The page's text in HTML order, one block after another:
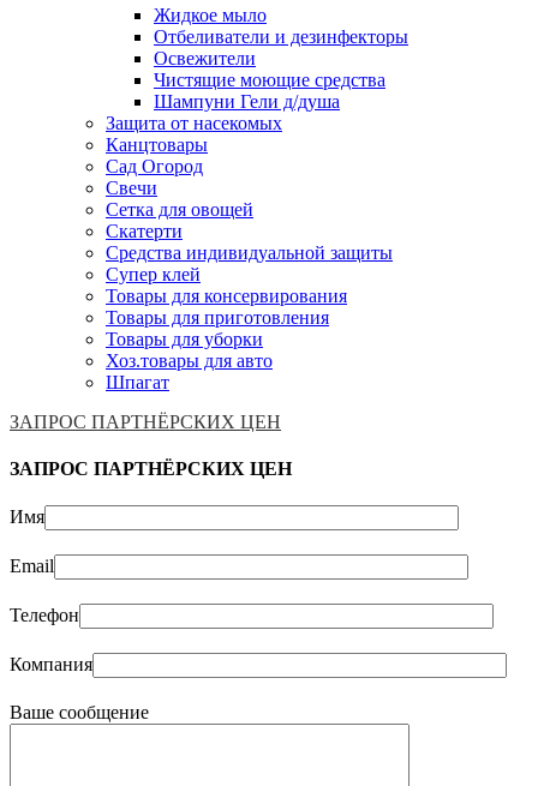
Жидкое мыло
Отбеливатели и дезинфекторы
Освежители
Чистящие моющие средства
Шампуни Гели д/душа
Защита от насекомых
Канцтовары
Сад Огород
Свечи
Сетка для овощей
Скатерти
Средства индивидуальной защиты
Супер клей
Товары для консервирования
Товары для приготовления
Товары для уборки
Хоз.товары для авто
Шпагат
ЗАПРОС ПАРТНЁРСКИХ ЦЕН
ЗАПРОС ПАРТНЁРСКИХ ЦЕН
Имя
Email
Телефон
Компания
Ваше сообщение